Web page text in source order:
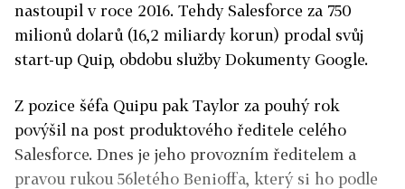
nastoupil v roce 2016. Tehdy Salesforce za 750
milionů dolarů (16,2 miliardy korun) prodal svůj
start-up Quip, obdobu služby Dokumenty Google.
Z pozice šéfa Quipu pak Taylor za pouhý rok
povýšil na post produktového ředitele celého
Salesforce. Dnes je jeho provozním ředitelem a
pravou rukou 56letého Benioffa, který si ho podle